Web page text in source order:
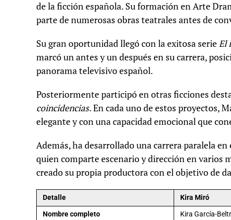
de la ficción española. Su formación en Arte
parte de numerosas obras teatrales antes de
Su gran oportunidad llegó con la exitosa serieEl
marcó un antes y un después en su carrera,
panorama televisivo español.
Posteriormente participó en otras ficciones
coincidencias. En cada uno de estos proyectos,
elegante y con una capacidad emocional que
Además, ha desarrollado una carrera paralela
quien comparte escenario y dirección en varios
creado su propia productora con el objetivo de
Detalle Kira Miró
Nombre completo
Kira García-